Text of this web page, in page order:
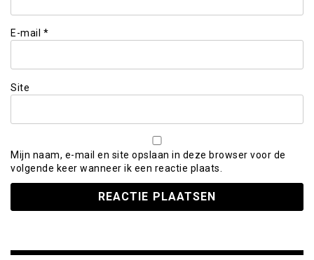
E-mail *
Site
Mijn naam, e-mail en site opslaan in deze browser voor de
volgende keer wanneer ik een reactie plaats.